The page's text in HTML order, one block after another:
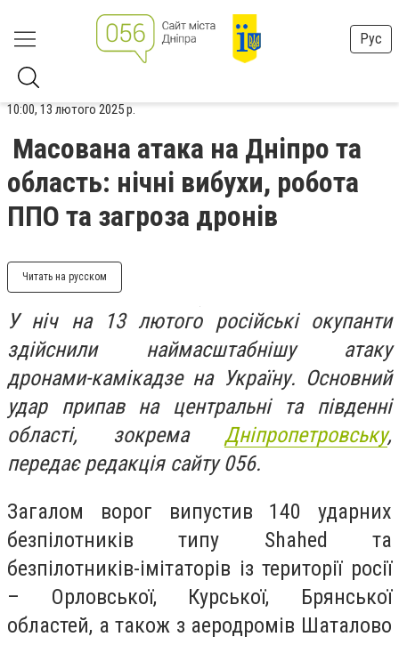
Рус
10:00, 13 лютого 2025 р.
Масована атака на Дніпро та
область: нічні вибухи, робота
ППО та загроза дронів
Читать на русском
У ніч на 13 лютого російські окупанти
здійснили наймасштабнішу атаку
дронами-камікадзе на Україну. Основний
удар припав на центральні та південні
області, зокрема Дніпропетровську,
передає редакція сайту 056.
Загалом ворог випустив 140 ударних
безпілотників типу Shahed та
безпілотників-імітаторів із території росії
– Орловської, Курської, Брянської
областей, а також з аеродромів Шаталово